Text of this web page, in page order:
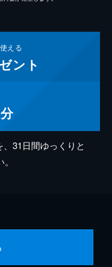
える
ント
31日間ゆっくりと